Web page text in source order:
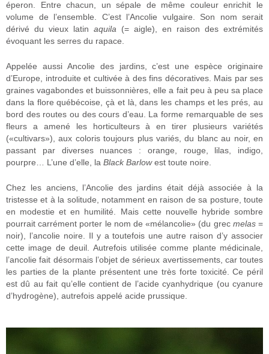
éperon. Entre chacun, un sépale de même couleur enrichit le
volume de l’ensemble. C’est l’Ancolie vulgaire. Son nom serait
dérivé du vieux latin aquila (= aigle), en raison des extrémités
évoquant les serres du rapace.
Appelée aussi Ancolie des jardins, c’est une espèce originaire
d’Europe, introduite et cultivée à des fins décoratives. Mais par ses
graines vagabondes et buissonnières, elle a fait peu à peu sa place
dans la flore québécoise, çà et là, dans les champs et les prés, au
bord des routes ou des cours d’eau. La forme remarquable de ses
fleurs a amené les horticulteurs à en tirer plusieurs variétés
(«cultivars»), aux coloris toujours plus variés, du blanc au noir, en
passant par diverses nuances : orange, rouge, lilas, indigo,
pourpre… L’une d’elle, la Black Barlowest toute noire.
Chez les anciens, l’Ancolie des jardins était déjà associée à la
tristesse et à la solitude, notamment en raison de sa posture, toute
en modestie et en humilité. Mais cette nouvelle hybride sombre
pourrait carrément porter le nom de «mélancolie» (du grec melas=
noir), l’ancolie noire. Il y a toutefois une autre raison d’y associer
cette image de deuil. Autrefois utilisée comme plante médicinale,
l’ancolie fait désormais l’objet de sérieux avertissements, car toutes
les parties de la plante présentent une très forte toxicité. Ce péril
est dû au fait qu’elle contient de l’acide cyanhydrique (ou cyanure
d’hydrogène), autrefois appelé acide prussique.